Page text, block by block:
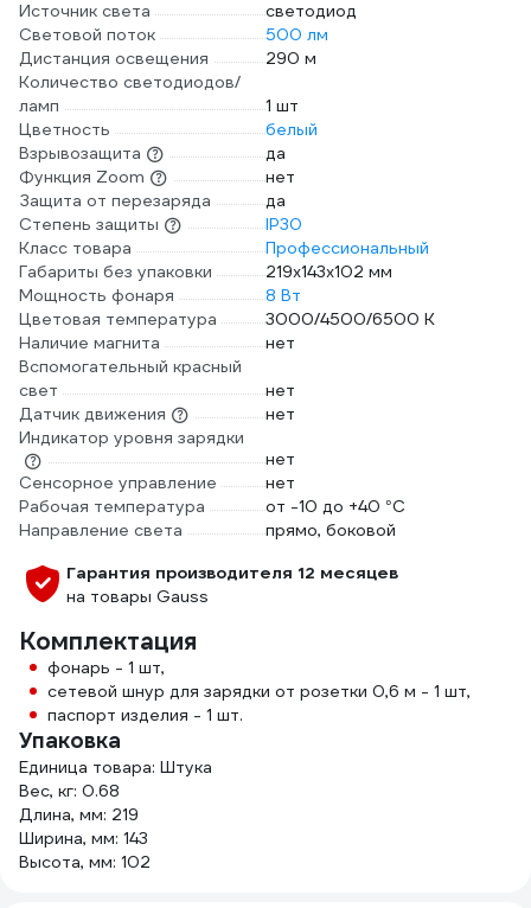
Источник света
светодиод
Световой поток
500 лм
Дистанция освещения
290 м
Количество светодиодов/
ламп
1 шт
Цветность
белый
Взрывозащита
да
Функция Zoom
нет
Защита от перезаряда
да
Степень защиты
IP30
Класс товара
Профессиональный
Габариты без упаковки
219х143х102 мм
Мощность фонаря
8 Вт
Цветовая температура
3000/4500/6500 К
Наличие магнита
нет
Вспомогательный красный
свет
нет
Датчик движения
нет
Индикатор уровня зарядки
нет
Сенсорное управление
нет
Рабочая температура
от -10 до +40 °С
Направление света
прямо, боковой
Гарантия производителя 12 месяцев
на товары Gauss
Комплектация
фонарь - 1 шт,
сетевой шнур для зарядки от розетки 0,6 м - 1 шт,
паспорт изделия - 1 шт.
Упаковка
Единица товара: Штука
Вес, кг: 0.68
Длина, мм: 219
Ширина, мм: 143
Высота, мм: 102